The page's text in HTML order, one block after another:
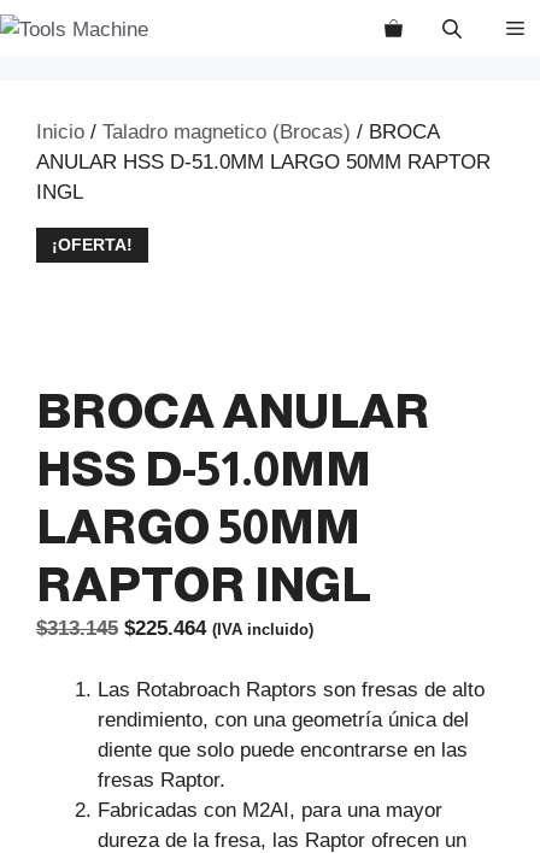
Saltar
Inicio / Taladro magnetico (Brocas) / BROCA
ANULAR HSS D-51.0MM LARGO 50MM RAPTOR
INGL
¡OFERTA!
BROCA ANULAR
HSS D-51.0MM
LARGO 50MM
RAPTOR INGL
$313.145 El
original
era:
$313.145.
$225.464El
actual
es:
$225.464.
(IVA incluido)
Las Rotabroach Raptors son fresas de alto
rendimiento, con una geometría única del
diente que solo puede encontrarse en las
fresas Raptor.
Fabricadas con M2AI, para una mayor
dureza de la fresa, las Raptor ofrecen un